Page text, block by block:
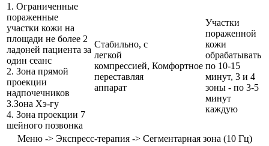
1. Ограниченные
пораженные
участки кожи на
площади не более 2
ладоней пациента за
один сеанс
2. Зона прямой
проекции
надпочечников
З.Зона Хэ-гу
4. Зона проекции 7
шейного позвонка
Стабильно, с
легкой
компрессией,
переставляя
аппарат
Комфортное
Участки
пораженной
кожи
обрабатывать
по 10-15
минут, 3 и 4
зоны - по 3-5
минут
каждую
Меню -> Экспресс-терапия -> Сегментарная зона (10 Гц)